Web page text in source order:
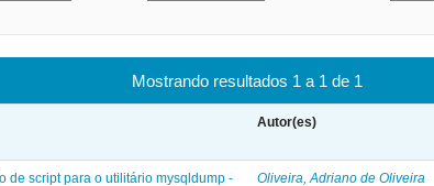
Mostrando resultados 1 a 1 de 1
Autor(es)
de script para o utilitário mysqldump -
Oliveira, Adriano de Oliveira